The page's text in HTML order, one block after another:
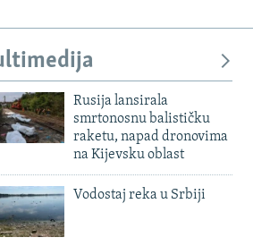
Rusija lansirala
smrtonosnu balističku
raketu, napad dronovima
na Kijevsku oblast
Vodostaj reka u Srbiji